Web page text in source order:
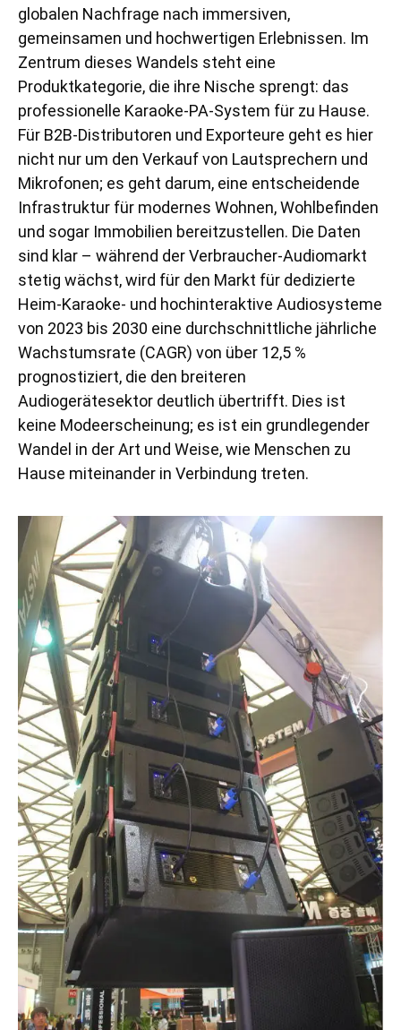
globalen Nachfrage nach immersiven,
gemeinsamen und hochwertigen Erlebnissen. Im
Zentrum dieses Wandels steht eine
Produktkategorie, die ihre Nische sprengt: das
professionelle Karaoke-PA-System für zu Hause.
Für B2B-Distributoren und Exporteure geht es hier
nicht nur um den Verkauf von Lautsprechern und
Mikrofonen; es geht darum, eine entscheidende
Infrastruktur für modernes Wohnen, Wohlbefinden
und sogar Immobilien bereitzustellen. Die Daten
sind klar – während der Verbraucher-Audiomarkt
stetig wächst, wird für den Markt für dedizierte
Heim-Karaoke- und hochinteraktive Audiosysteme
von 2023 bis 2030 eine durchschnittliche jährliche
Wachstumsrate (CAGR) von über 12,5 %
prognostiziert, die den breiteren
Audiogerätesektor deutlich übertrifft. Dies ist
keine Modeerscheinung; es ist ein grundlegender
Wandel in der Art und Weise, wie Menschen zu
Hause miteinander in Verbindung treten.